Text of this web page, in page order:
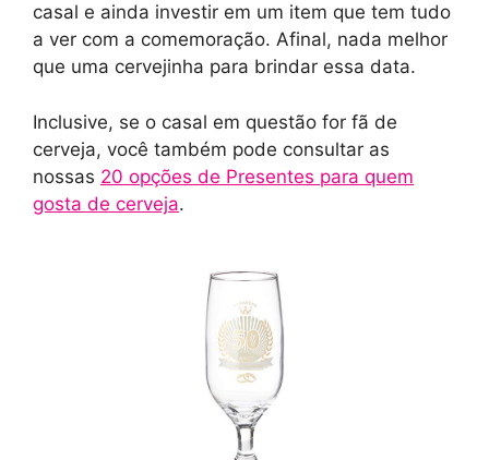
casal e ainda investir em um item que tem tudo
a ver com a comemoração. Afinal, nada melhor
que uma cervejinha para brindar essa data.
Inclusive, se o casal em questão for fã de
cerveja, você também pode consultar as
nossas 20 opções de Presentes para quem
gosta de cerveja.